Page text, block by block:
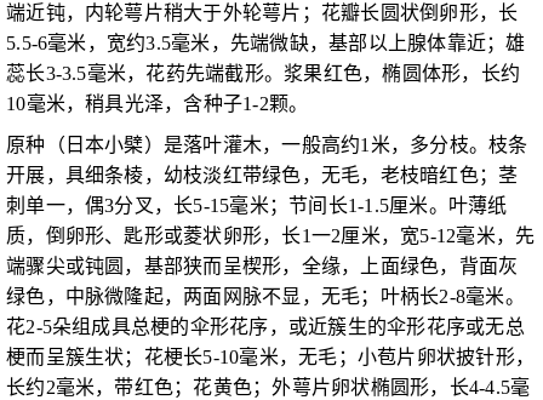
端近钝，内轮萼片稍大于外轮萼片；花瓣长圆状倒卵形，长
5.5-6毫米，宽约3.5毫米，先端微缺，基部以上腺体靠近；雄
蕊长3-3.5毫米，花药先端截形。浆果红色，椭圆体形，长约
10毫米，稍具光泽，含种子1-2颗。
原种（日本小檗）是落叶灌木，一般高约1米，多分枝。枝条
开展，具细条棱，幼枝淡红带绿色，无毛，老枝暗红色；茎
刺单一，偶3分叉，长5-15毫米；节间长1-1.5厘米。叶薄纸
质，倒卵形、匙形或菱状卵形，长1一2厘米，宽5-12毫米，先
端骤尖或钝圆，基部狭而呈楔形，全缘，上面绿色，背面灰
绿色，中脉微隆起，两面网脉不显，无毛；叶柄长2-8毫米。
花2-5朵组成具总梗的伞形花序，或近簇生的伞形花序或无总
梗而呈簇生状；花梗长5-10毫米，无毛；小苞片卵状披针形，
长约2毫米，带红色；花黄色；外萼片卵状椭圆形，长4-4.5毫